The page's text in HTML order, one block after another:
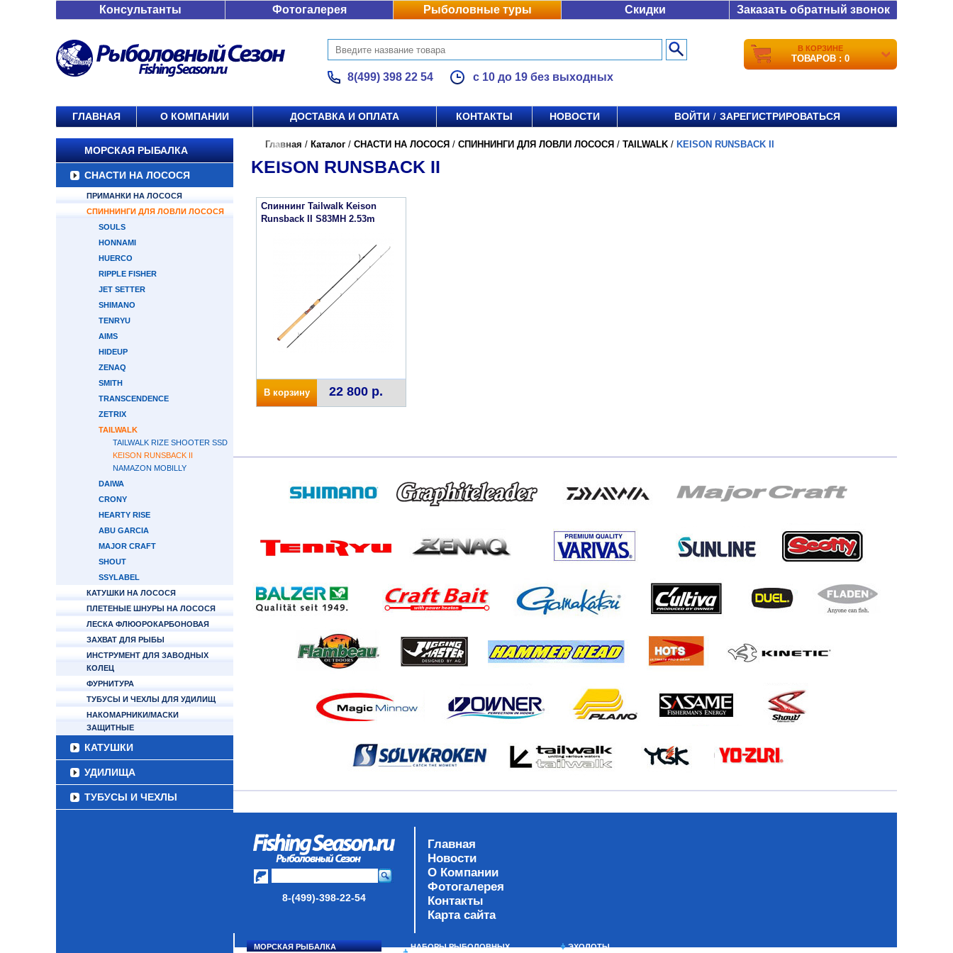
Консультанты Фотогалерея Рыболовные туры Скидки Заказать обратный звонок
8(499) 398 22 54 с 10 до 19 без выходных
В КОРЗИНЕ
ТОВАРОВ : 0
ГЛАВНАЯ О КОМПАНИИ ДОСТАВКА И ОПЛАТА КОНТАКТЫ НОВОСТИ ВОЙТИ / ЗАРЕГИСТРИРОВАТЬСЯ
МОРСКАЯ РЫБАЛКА
СНАСТИ НА ЛОСОСЯ
ПРИМАНКИ НА ЛОСОСЯ
СПИННИНГИ ДЛЯ ЛОВЛИ ЛОСОСЯ
SOULS
HONNAMI
HUERCO
RIPPLE FISHER
JET SETTER
SHIMANO
TENRYU
AIMS
HIDEUP
ZENAQ
SMITH
TRANSCENDENCE
ZETRIX
TAILWALK
TAILWALK RIZE SHOOTER SSD
KEISON RUNSBACK II
NAMAZON MOBILLY
DAIWA
CRONY
HEARTY RISE
ABU GARCIA
MAJOR CRAFT
SHOUT
SSYLABEL
КАТУШКИ НА ЛОСОСЯ
ПЛЕТЕНЫЕ ШНУРЫ НА ЛОСОСЯ
ЛЕСКА ФЛЮОРОКАРБОНОВАЯ
ЗАХВАТ ДЛЯ РЫБЫ
ИНСТРУМЕНТ ДЛЯ ЗАВОДНЫХ
КОЛЕЦ
ФУРНИТУРА
ТУБУСЫ И ЧЕХЛЫ ДЛЯ УДИЛИЩ
НАКОМАРНИКИ/МАСКИ
ЗАЩИТНЫЕ
КАТУШКИ
УДИЛИЩА
ТУБУСЫ И ЧЕХЛЫ
Главная / Каталог / СНАСТИ НА ЛОСОСЯ / СПИННИНГИ ДЛЯ ЛОВЛИ ЛОСОСЯ / TAILWALK / KEISON RUNSBACK II
KEISON RUNSBACK II
Спиннинг Tailwalk Keison
Runsback II S83MH 2.53m
В корзину 22 800 р.
8-(499)-398-22-54
Главная
Новости
О Компании
Фотогалерея
Контакты
Карта сайта
МОРСКАЯ РЫБАЛКА
НАБОРЫ РЫБОЛОВНЫХ
ЭХОЛОТЫ